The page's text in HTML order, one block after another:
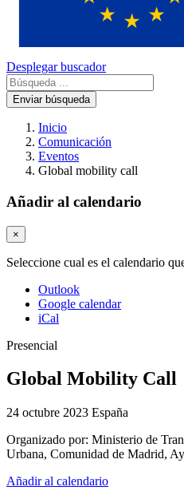
Desplegar buscador
Enviar búsqueda
Inicio
Comunicación
Eventos
Global mobility call
Añadir al calendario
×
Seleccione cual es el calendario
Outlook
Google calendar
iCal
Presencial
Global Mobility Call
24 octubre 2023 España
Organizado por: Ministerio de
Urbana, Comunidad de Madrid,
Añadir al calendario